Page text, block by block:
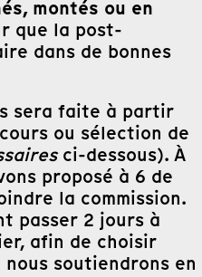
montés ou en
que la post-
dans de bonnes
sera faite à partir
ou sélection de
ci-dessous). À
proposé à 6 de
la commission.
passer 2 jours à
afin de choisir
soutiendrons en